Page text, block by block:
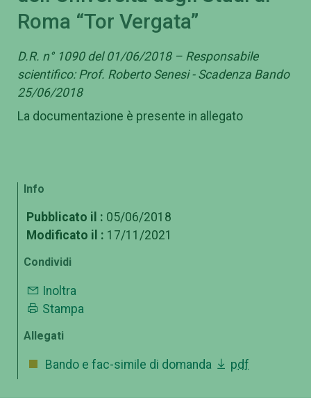
Roma “Tor Vergata”
D.R. n° 1090 del 01/06/2018 – Responsabile
scientifico: Prof. Roberto Senesi - Scadenza Bando
25/06/2018
La documentazione è presente in allegato
Info
Pubblicato il : 05/06/2018
Modificato il : 17/11/2021
Condividi
Inoltra
Stampa
Allegati
Bando e fac-simile di domanda pdf